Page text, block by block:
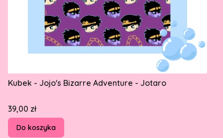
Kubek - Jojo's Bizarre Adventure - Jotaro
Cena
39,00 zł
Do koszyka